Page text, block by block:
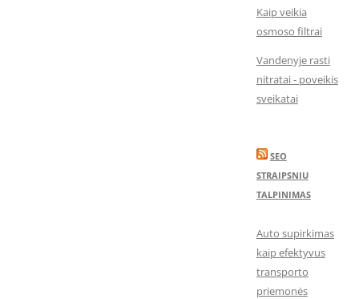
Kaip veikia
osmoso filtrai
Vandenyje rasti
nitratai - poveikis
sveikatai
SEO
STRAIPSNIU
TALPINIMAS
Auto supirkimas
kaip efektyvus
transporto
priemonės